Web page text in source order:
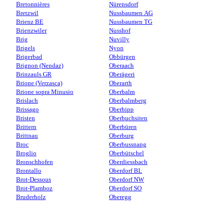
Bretonnières
Bretzwil
Brienz BE
Brienzwiler
Brig
Brigels
Brigerbad
Brignon (Nendaz)
Brinzauls GR
Brione (Verzasca)
Brione sopra Minusio
Brislach
Brissago
Bristen
Brittern
Brittnau
Broc
Broglio
Bronschhofen
Brontallo
Brot-Dessous
Brot-Plamboz
Bruderholz
Nürensdorf
Nussbaumen AG
Nussbaumen TG
Nusshof
Nuvilly
Nyon
Obbürgen
Oberaach
Oberägeri
Oberarth
Oberbalm
Oberbalmberg
Oberbipp
Oberbuchsiten
Oberbüren
Oberburg
Oberbussnang
Oberbütschel
Oberdiessbach
Oberdorf BL
Oberdorf NW
Oberdorf SO
Oberegg